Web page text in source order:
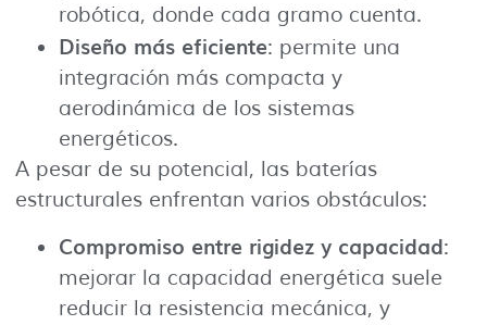
robótica, donde cada gramo cuenta.
Diseño más eficiente: permite una
integración más compacta y
aerodinámica de los sistemas
energéticos.
A pesar de su potencial, las baterías
estructurales enfrentan varios obstáculos:
Compromiso entre rigidez y capacidad:
mejorar la capacidad energética suele
reducir la resistencia mecánica, y